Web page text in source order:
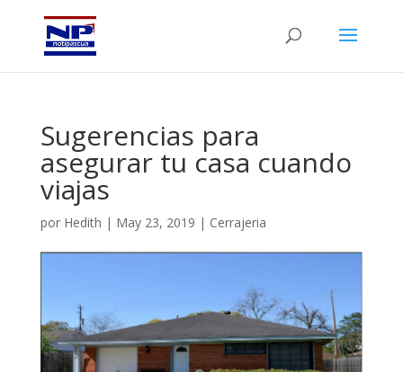
Sugerencias para
asegurar tu casa cuando
viajas
por Hedith | May 23, 2019 | Cerrajeria